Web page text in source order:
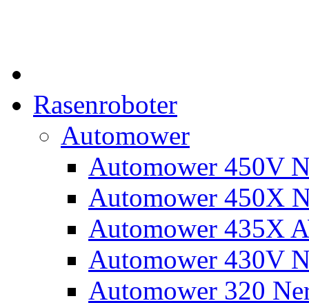
Rasenroboter
Automower
Automower 450V
Automower 450X
Automower 435X
Automower 430V
Automower 320